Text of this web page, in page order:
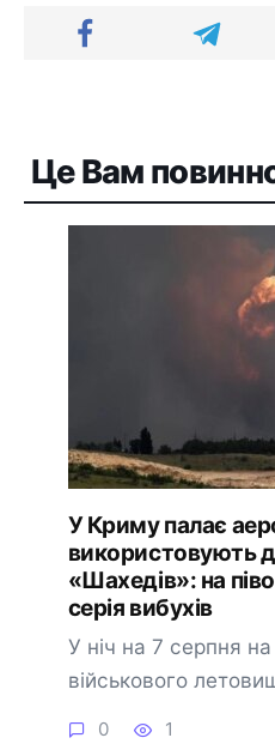
Це Вам
У Криму палає
використовують
«Шахедів»: на
серія вибухів
У ніч на 7 серпня на
військового
0 1